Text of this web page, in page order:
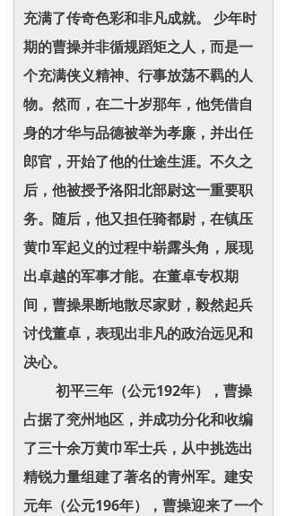
充满了传奇色彩和非凡成就。 少年时
期的曹操并非循规蹈矩之人，而是一
个充满侠义精神、行事放荡不羁的人
物。然而，在二十岁那年，他凭借自
身的才华与品德被举为孝廉，并出任
郎官，开始了他的仕途生涯。不久之
后，他被授予洛阳北部尉这一重要职
务。随后，他又担任骑都尉，在镇压
黄巾军起义的过程中崭露头角，展现
出卓越的军事才能。在董卓专权期
间，曹操果断地散尽家财，毅然起兵
讨伐董卓，表现出非凡的政治远见和
决心。
初平三年（公元192年），曹操
占据了兖州地区，并成功分化和收编
了三十余万黄巾军士兵，从中挑选出
精锐力量组建了著名的青州军。建安
元年（公元196年），曹操迎来了一个